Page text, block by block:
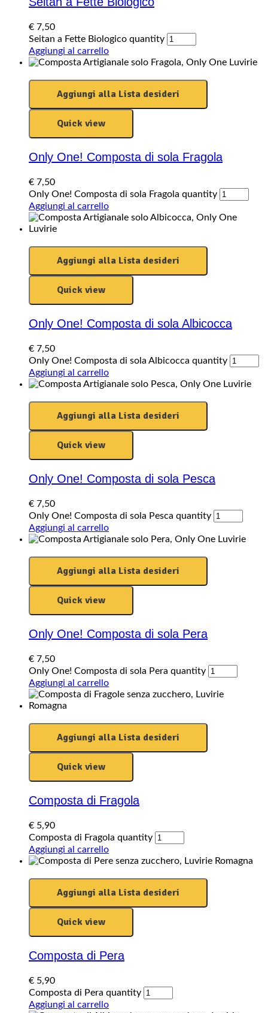
€ 7,50
Seitan a Fette Biologico quantity
Aggiungi al carrello
Aggiungi alla Lista desideri
Quick view
Only One! Composta di sola Fragola
€ 7,50
Only One! Composta di sola Fragola quantity
Aggiungi al carrello
Aggiungi alla Lista desideri
Quick view
Only One! Composta di sola Albicocca
€ 7,50
Only One! Composta di sola Albicocca quantity
Aggiungi al carrello
Aggiungi alla Lista desideri
Quick view
Only One! Composta di sola Pesca
€ 7,50
Only One! Composta di sola Pesca quantity
Aggiungi al carrello
Aggiungi alla Lista desideri
Quick view
Only One! Composta di sola Pera
€ 7,50
Only One! Composta di sola Pera quantity
Aggiungi al carrello
Aggiungi alla Lista desideri
Quick view
Composta di Fragola
€ 5,90
Composta di Fragola quantity
Aggiungi al carrello
Aggiungi alla Lista desideri
Quick view
Composta di Pera
€ 5,90
Composta di Pera quantity
Aggiungi al carrello